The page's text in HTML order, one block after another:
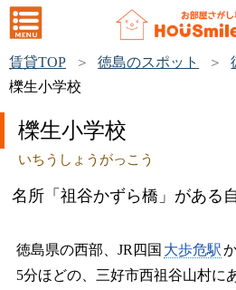
賃貸TOP 徳島のスポット
櫟生小学校
櫟生小学校
いちうしょうがっこう
名所「祖谷かずら橋」がある
徳島県の西部、JR四国 大歩危駅
5分ほどの、三好市西祖谷山村に